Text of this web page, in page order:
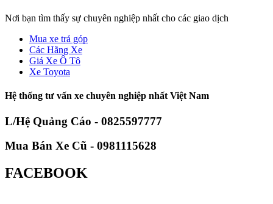
Nơi bạn tìm thấy sự chuyên nghiệp nhất cho các giao dịch
Mua xe trả góp
Các Hãng Xe
Giá Xe Ô Tô
Xe Toyota
Hệ thống tư vấn xe chuyên nghiệp nhất Việt Nam
L/Hệ Quảng Cáo - 0825597777
Mua Bán Xe Cũ - 0981115628
FACEBOOK